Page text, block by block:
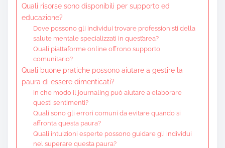
Quali risorse sono disponibili per supporto ed
educazione?
Dove possono gli individui trovare professionisti della
salute mentale specializzati in quest’area?
Quali piattaforme online offrono supporto
comunitario?
Quali buone pratiche possono aiutare a gestire la
paura di essere dimenticati?
In che modo il journaling può aiutare a elaborare
questi sentimenti?
Quali sono gli errori comuni da evitare quando si
affronta questa paura?
Quali intuizioni esperte possono guidare gli individui
nel superare questa paura?